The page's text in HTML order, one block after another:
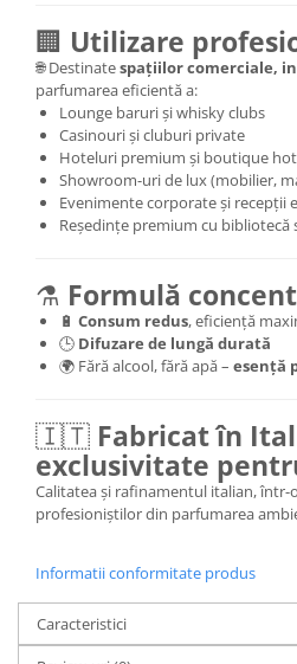
🏢 Utilizare
🌐 Destinatespațiilor comerciale,
parfumarea eficientă a:
Lounge baruri și whisky clubs
Casinouri și cluburi private
Hoteluri premium și boutique
Showroom-uri de lux (mobilier,
Evenimente corporate și recepții
Reședințe premium cu bibliotecă
⚗️ Formulă
🔋 Consum redus, eficiență
🕒 Difuzare de lungă durată
🌍 Fără alcool, fără apă – esență
🇮🇹 Fabricat în
exclusivitate
Calitatea și rafinamentul italian, într-
profesioniștilor din parfumarea
Informatii conformitate produs
Caracteristici